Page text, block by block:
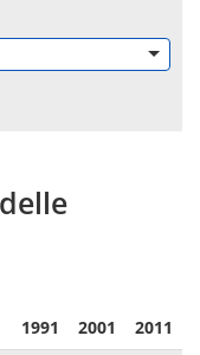
1991 2001 2011